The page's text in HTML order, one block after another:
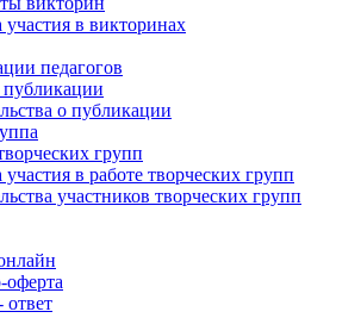
викторин
в викторинах
педагогов
публикации
о публикации
групп
в работе творческих групп
участников творческих групп
оферта
ответ